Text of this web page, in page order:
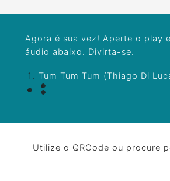
Agora é sua vez! Aperte o play
áudio abaixo. Divirta-se.
Tum Tum Tum (Thiago Di
Utilize o QRCode ou procure